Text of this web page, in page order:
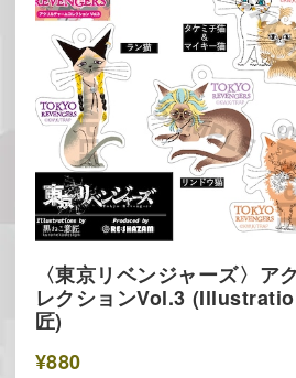
〈東京リベンジャーズ〉ア
レクションVol.3
匠)
¥880